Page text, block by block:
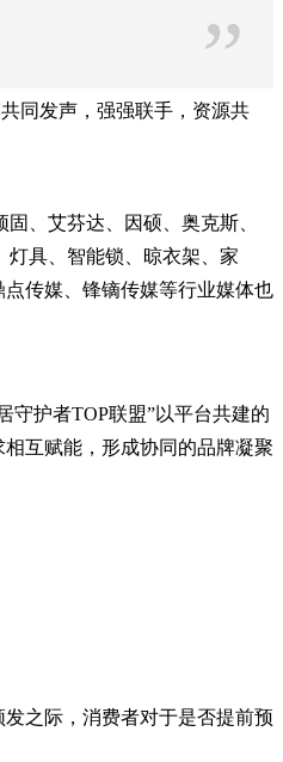
”
同发声，强强联手，资源共
、艾芬达、因硕、奥克斯、
灯具、智能锁、晾衣架、家
传媒、锋镝传媒等行业媒体也
守护者TOP联盟”以平台共建的
互赋能，形成协同的品牌凝聚
之际，消费者对于是否提前预